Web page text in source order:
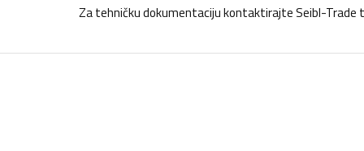
Za tehničku dokumentaciju kontaktirajte Seibl-Trade